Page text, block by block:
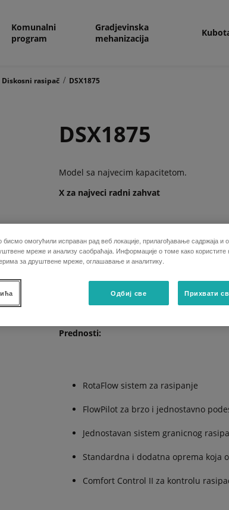
Komunalni
program
Gradjevinska
mehanizacija
Diskosni rasipač / DSX1875
DSX1875
Model sa najvecim kapacitetom.
X za najveci radni zahvat
DSX su rasipaci sa najvecim
zapreminu od 3450 litara ili 3900 litara sa
stelovanje rasipaca moze biti uradjeno
diskova sa umerenim mesanjem tokom
brzine okretanja diskova. Oba diska
sto je veoma znacajno posebno prilikom
Prednosti:
RotaFlow sistem za rasipanje
FlowPilot za brzo i jednostavno
Jednostavan sistem granicnog
Standardna i dodatna oprema koja
Comfort Control II za kontrolu
бисмо омогућили исправан рад веб локације, прилагођавање садржаја и
мреже и анализу саобраћаја. Информације о томе како
за друштвене мреже, оглашавање и аналитику.
Одбиј све Прихвати